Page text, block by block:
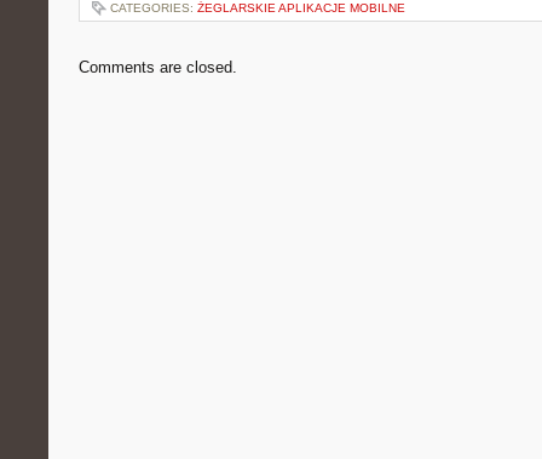
CATEGORIES: ŻEGLARSKIE APLIKACJE MOBILNE
Comments are closed.